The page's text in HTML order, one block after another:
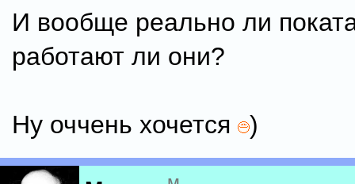
И вообще реально ли
работают ли они?
Ну оччень хочется )